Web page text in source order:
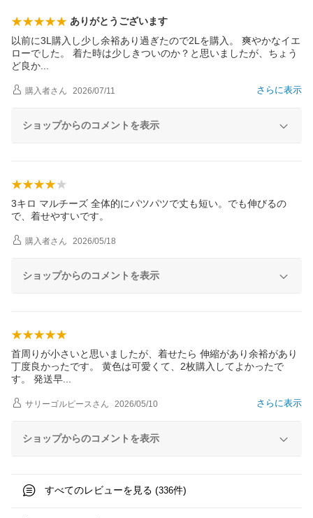
ありがとうございます
以前に3L購入し少し余裕あり過ぎたので2Lを購入。 爽やかなイエ
ローでした。 着た時は少しきついのか？と思いましたが、ちょう
ど良か
さらに表示
購入者さん 2026/07/11
ショップからのコメントを表示
3キロ マルチーズ 全体的にパツパツで丈も短い。でも伸びるの
で、着せやすいです。
購入者さん 2026/05/18
ショップからのコメントを表示
首周りが小さいと思いましたが、着せたら 伸縮があり余裕があり
丁度良かったです。 黄色は可愛くて、2枚購入してよかったで
す。 発送早
さらに表示
サリーゴルピースさん 2026/05/10
ショップからのコメントを表示
すべてのレビューを見る (336件)